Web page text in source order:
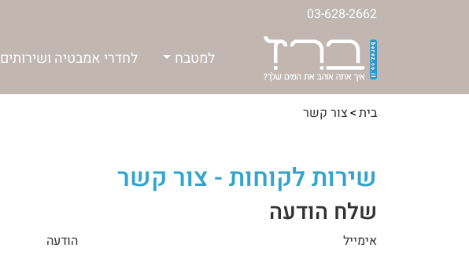
03-628-2662
למטבח לחדרי אמבטיה ושירותים
בית צור קשר
שירות לקוחות - צור קשר
שלח הודעה
אימייל הודעה